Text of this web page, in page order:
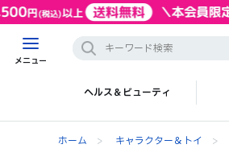
メニュー
ヘルス＆ビューティ
ホーム > キャラクター＆トイ >